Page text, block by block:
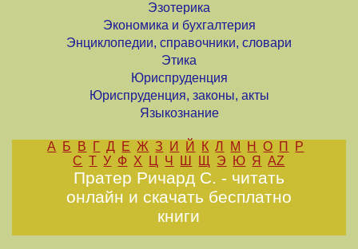
Эзотерика
Экономика и бухгалтерия
Энциклопедии, справочники, словари
Этика
Юриспруденция
Юриспруденция, законы, акты
Языкознание
А Б В Г Д Е Ж З И Й К Л М Н О П
Р
С Т У Ф Х Ц Ч Ш Щ Э Ю Я AZ
Пратер Ричард С. - читать
онлайн и скачать бесплатно
книги